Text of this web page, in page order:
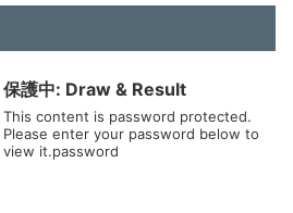
保護中: Draw & Result
This content is password protected.
Please enter your password below to
view it.password